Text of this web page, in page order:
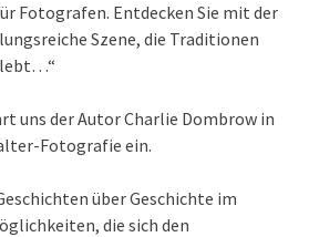
Fotografen. Entdecken Sie mit der
Szene, die Traditionen
lebt…“
uns der Autor Charlie Dombrow in
Fotografie ein.
über Geschichte im
die sich den